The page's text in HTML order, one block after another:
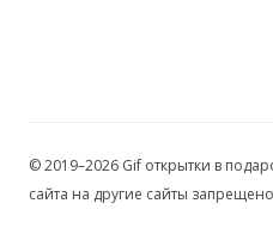
© 2019–2026 Gif открытки в
сайта на другие сайты